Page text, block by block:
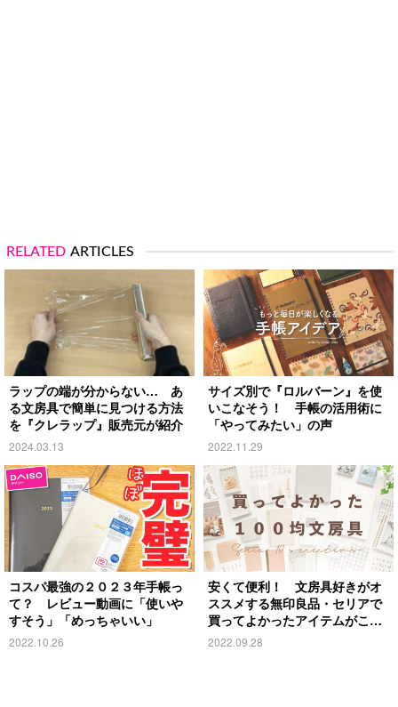
RELATED ARTICLES
ラップの端が分からない… あ
る文房具で簡単に見つける方法
を『クレラップ』販売元が紹介
2024.03.13
サイズ別で『ロルバーン』を使
いこなそう！ 手帳の活用術に
「やってみたい」の声
2022.11.29
コスパ最強の２０２３年手帳っ
て？ レビュー動画に「使いや
すそう」「めっちゃいい」
2022.10.26
安くて便利！ 文房具好きがオ
ススメする無印良品・セリアで
買ってよかったアイテムがこち
ら
2022.09.28